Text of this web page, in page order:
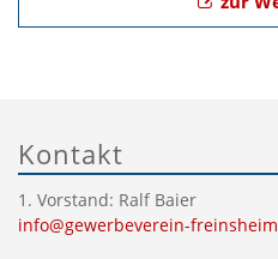
Kontakt
1. Vorstand: Ralf Baier
info@gewerbeverein-